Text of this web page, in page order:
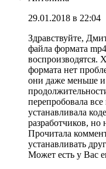
29.01.2018 в 22:04
Здравствуйте,
файла формата
воспроизводятся.
формата нет
они даже меньше
перепробовала
устанавливала
разработчиков,
Прочитала
устанавливать
Может есть у Вас